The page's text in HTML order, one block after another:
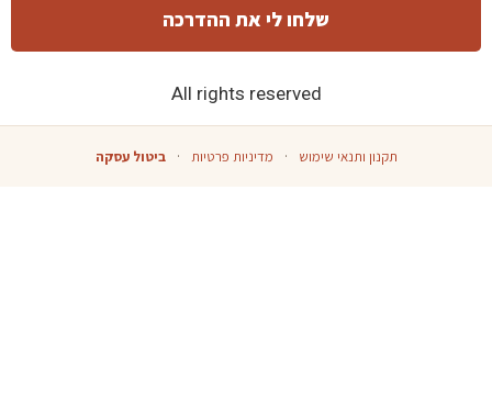
שלחו לי את ההדרכה
All rights reserved
תקנון ותנאי שימוש · מדיניות פרטיות · ביטול עסקה